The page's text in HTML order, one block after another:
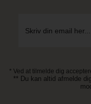
* Ved at tilmelde dig
** Du kan altid afmelde